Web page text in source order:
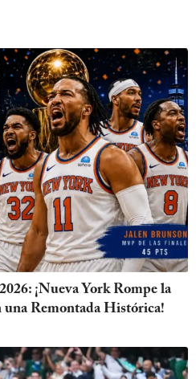
¡Nueva York Rompe la
Remontada Histórica!